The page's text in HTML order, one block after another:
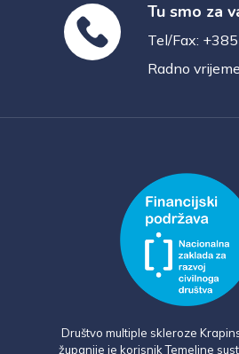
Tu smo za
Tel/Fax:
Radno
Društvo multiple skleroze
županije je korisnik Temeljne